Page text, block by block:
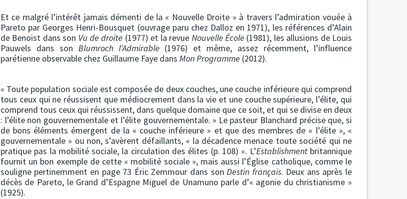
Et ce malgré l’intérêt jamais démenti de la « Nouvelle Droite » à travers l’admiration vouée à
Pareto par Georges Henri-Bousquet (ouvrage paru chez Dalloz en 1971), les références d’Alain
de Benoist dans son Vu de droite (1977) et la revue Nouvelle École (1981), les allusions de Louis
Pauwels dans son Blumroch l’Admirable (1976) et même, assez récemment, l’influence
parétienne observable chez Guillaume Faye dans Mon Programme (2012).
« Toute population sociale est composée de deux couches, une couche inférieure qui comprend
tous ceux qui ne réussisent que médiocrement dans la vie et une couche supérieure, l’élite, qui
comprend tous ceux qui réussissent, dans quelque domaine que ce soit, et qui se divise en deux
: l’élite non gouvernementale et l’élite gouvernementale. » Le pasteur Blanchard précise que, si
de bons éléments émergent de la « couche inférieure » et que des membres de « l’élite », «
gouvernementale » ou non, s’avèrent défaillants, « la décadence menace toute société qui ne
pratique pas la mobilité sociale, la circulation des élites (p. 108) ». L’Establishmentbritannique
fournit un bon exemple de cette « mobilité sociale », mais aussi l’Église catholique, comme le
souligne pertinemment en page 73 Éric Zemmour dans sonDestin français. Deux ans après le
décès de Pareto, le Grand d’Espagne Miguel de Unamuno parle d’« agonie du christianisme »
(1925).